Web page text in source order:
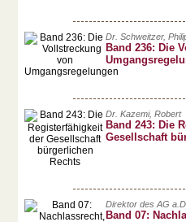
Dr. Schweitzer,
Band 236: Die
Dr. Kazemi, Robert
Band 243: Die
Gesellschaft
Direktor des AG
Band 07: